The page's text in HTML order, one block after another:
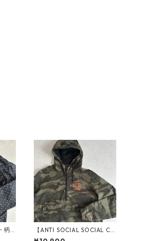
柄
【ANTI SOCIAL SOCIAL CL
UB】迷彩柄ロゴバックプリ